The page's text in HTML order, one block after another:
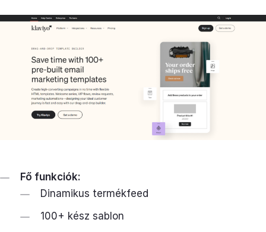
Fő funkciók:
Dinamikus termékfeed
100+ kész sablon